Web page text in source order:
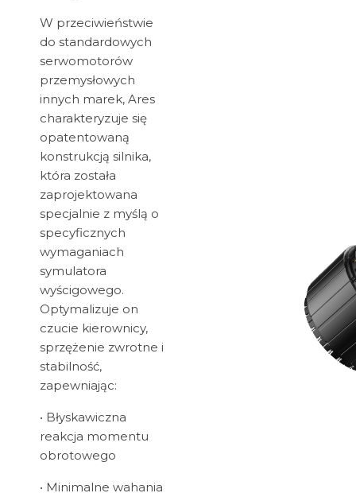
W przeciwieństwie
do standardowych
serwomotorów
przemysłowych
innych marek, Ares
charakteryzuje się
opatentowaną
konstrukcją silnika,
która została
zaprojektowana
specjalnie z myślą o
specyficznych
wymaganiach
symulatora
wyścigowego.
Optymalizuje on
czucie kierownicy,
sprzężenie zwrotne i
stabilność,
zapewniając:
• Błyskawiczna
reakcja momentu
obrotowego
• Minimalne wahania